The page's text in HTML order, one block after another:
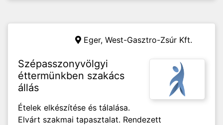
Eger, West-Gasztro-Zsúr Kft.
Szépasszonyvölgyi
éttermünkben szakács
állás
Ételek elkészítése és tálalása.
Elvárt szakmai tapasztalat. Rendezett